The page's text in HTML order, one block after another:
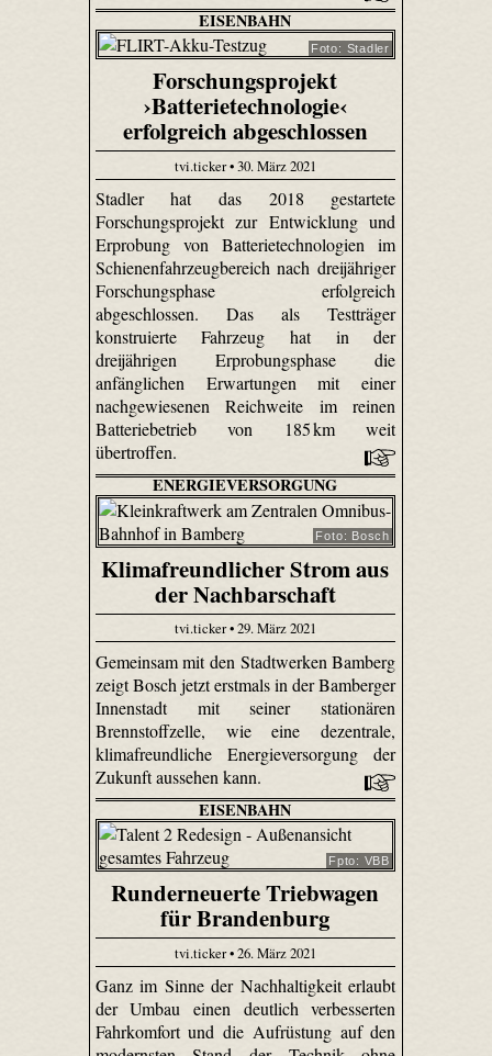
EISENBAHN
Foto: Stadler
Forschungsprojekt
›Batterietechnologie‹
erfolgreich abgeschlossen
tvi.ticker • 30. März 2021
Stadler hat das 2018 gestartete
Forschungsprojekt zur Entwicklung und
Erprobung von Batterietechnologien im
Schienenfahrzeugbereich nach dreijähriger
Forschungsphase erfolgreich
abgeschlossen. Das als Testträger
konstruierte Fahrzeug hat in der
dreijährigen Erprobungsphase die
anfänglichen Erwartungen mit einer
nachgewiesenen Reichweite im reinen
Batteriebetrieb von 185 km weit
übertroffen.
ENERGIEVERSORGUNG
Foto: Bosch
Klimafreundlicher Strom aus
der Nachbarschaft
tvi.ticker • 29. März 2021
Gemeinsam mit den Stadtwerken Bamberg
zeigt Bosch jetzt erstmals in der Bamberger
Innenstadt mit seiner stationären
Brennstoffzelle, wie eine dezentrale,
klimafreundliche Energieversorgung der
Zukunft aussehen kann.
EISENBAHN
Fpto: VBB
Runderneuerte Triebwagen
für Brandenburg
tvi.ticker • 26. März 2021
Ganz im Sinne der Nachhaltigkeit erlaubt
der Umbau einen deutlich verbesserten
Fahrkomfort und die Aufrüstung auf den